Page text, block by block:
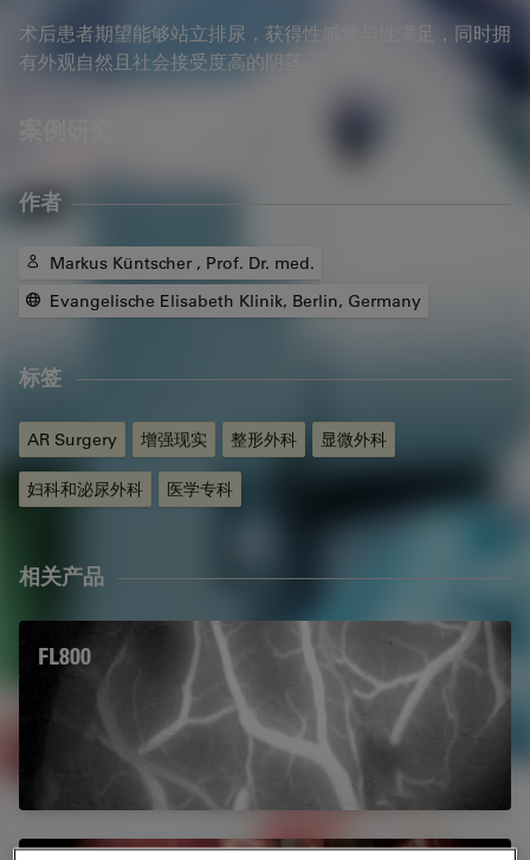
术后患者期望能够站立排尿，获得性感觉与性满足，同时拥
有外观自然且社会接受度高的阴茎。
作者
Markus Küntscher , Prof. Dr. med.
Evangelische Elisabeth Klinik, Berlin, Germany
标签
AR Surgery 增强现实 整形外科 显微外科
妇科和泌尿外科 医学专科
相关产品
FL800